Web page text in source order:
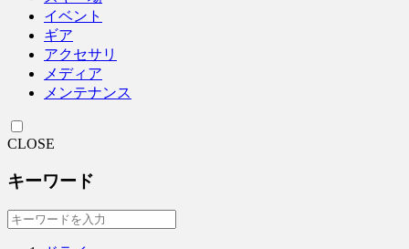
イベント
ギア
アクセサリ
メディア
メンテナンス
CLOSE
キーワード